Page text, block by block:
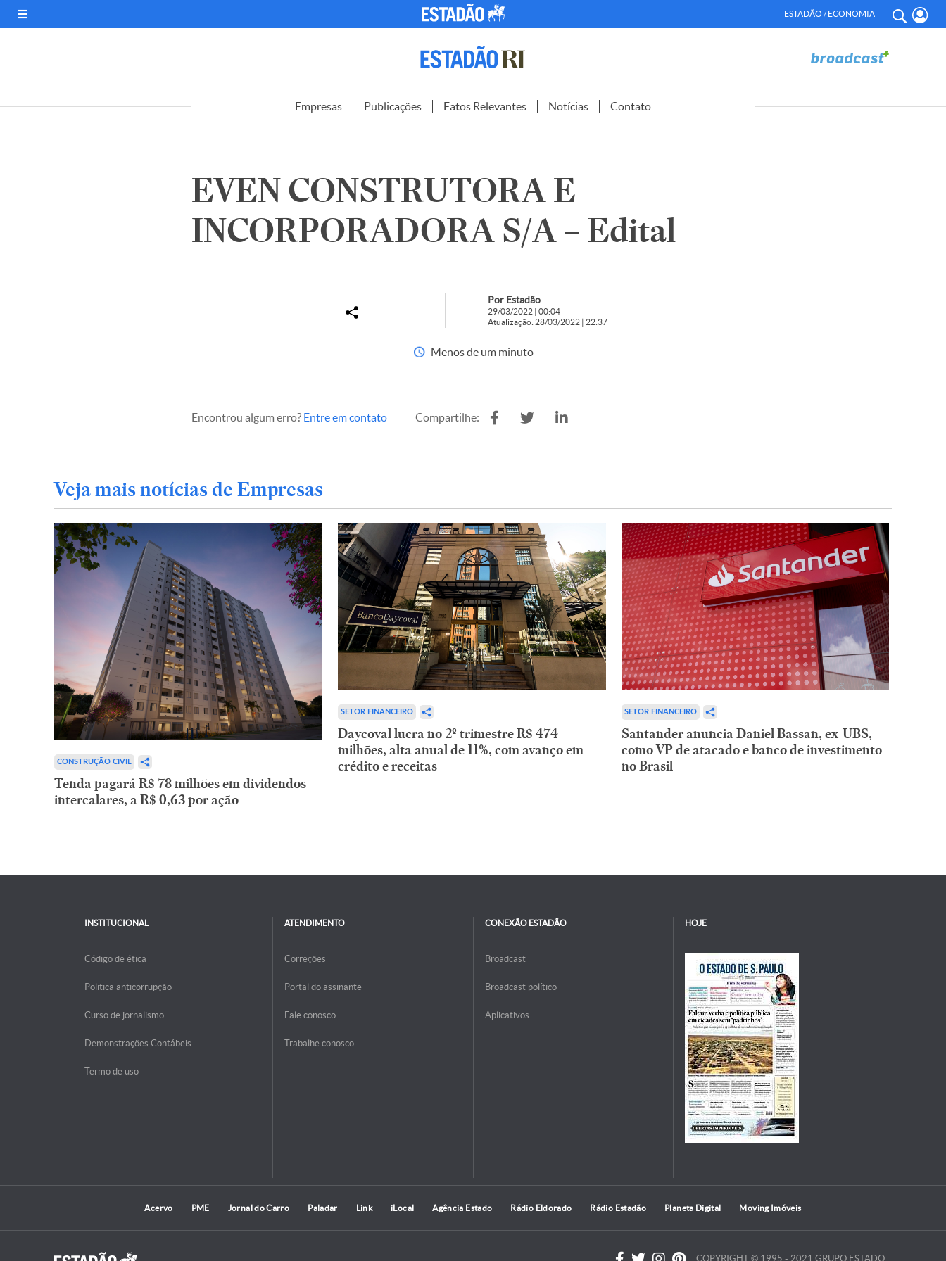
ESTADÃO / ECONOMIA
Empresas Publicações Fatos Relevantes Notícias Contato
EVEN CONSTRUTORA E
INCORPORADORA S/A – Edital
Por Estadão
29/03/2022 | 00:04
Atualização: 28/03/2022 | 22:37
Menos de um minuto
Encontrou algum erro? Entre em contato Compartilhe:
Veja mais notícias de Empresas
CONSTRUÇÃO CIVIL
Tenda pagará R$ 78 milhões em dividendos
intercalares, a R$ 0,63 por ação
SETOR FINANCEIRO
Daycoval lucra no 2º trimestre R$ 474
milhões, alta anual de 11%, com avanço em
crédito e receitas
SETOR FINANCEIRO
Santander anuncia Daniel Bassan, ex-UBS,
como VP de atacado e banco de investimento
no Brasil
INSTITUCIONAL
Código de ética
Politica anticorrupção
Curso de jornalismo
Demonstrações Contábeis
Termo de uso
ATENDIMENTO
Correções
Portal do assinante
Fale conosco
Trabalhe conosco
CONEXÃO ESTADÃO
Broadcast
Broadcast político
Aplicativos
HOJE
Acervo PME Jornal do Carro Paladar Link iLocal Agência Estado Rádio Eldorado Rádio Estadão Planeta Digital Moving Imóveis
COPYRIGHT © 1995 - 2021 GRUPO ESTADO